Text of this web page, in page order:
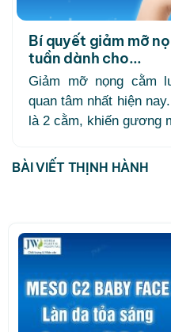
Bí quyết giảm mỡ
tuần dành cho...
Giảm mỡ nọng cằm
quan tâm nhất hiện
là 2 cằm, khiến gương
BÀI VIẾT THỊNH HÀNH